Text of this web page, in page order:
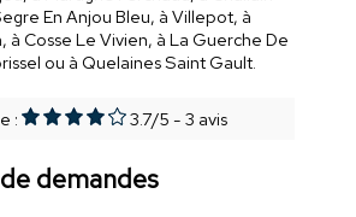
En Anjou Bleu, à Villepot, à
à Cosse Le Vivien, à La Guerche De
ou à Quelaines Saint Gault.
: 3.7/5 - 3 avis
demandes